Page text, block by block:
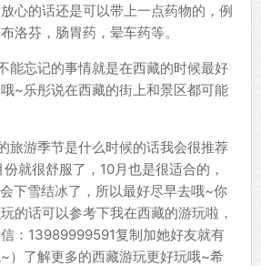
心的话还是可以带上一点药物的，例
洛芬，肠胃药，晕车药等。
能忘记的事情就是在西藏的时候最好
~乐彤说在西藏的街上和景区都可能
旅游季节是什么时候的话我会很推荐
就很舒服了，10月也是很适合的，
下雪结冰了，所以最好尽早去哦~你
的话可以参考下我在西藏的游玩啦，
：13989999591复制加她好友就有
）了解更多的西藏游玩更好玩哦~希